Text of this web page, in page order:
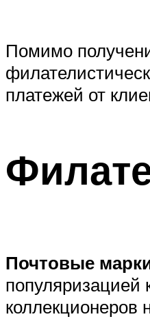
Помимо
платежей от
Почтовые
популяризацией
коллекционеров